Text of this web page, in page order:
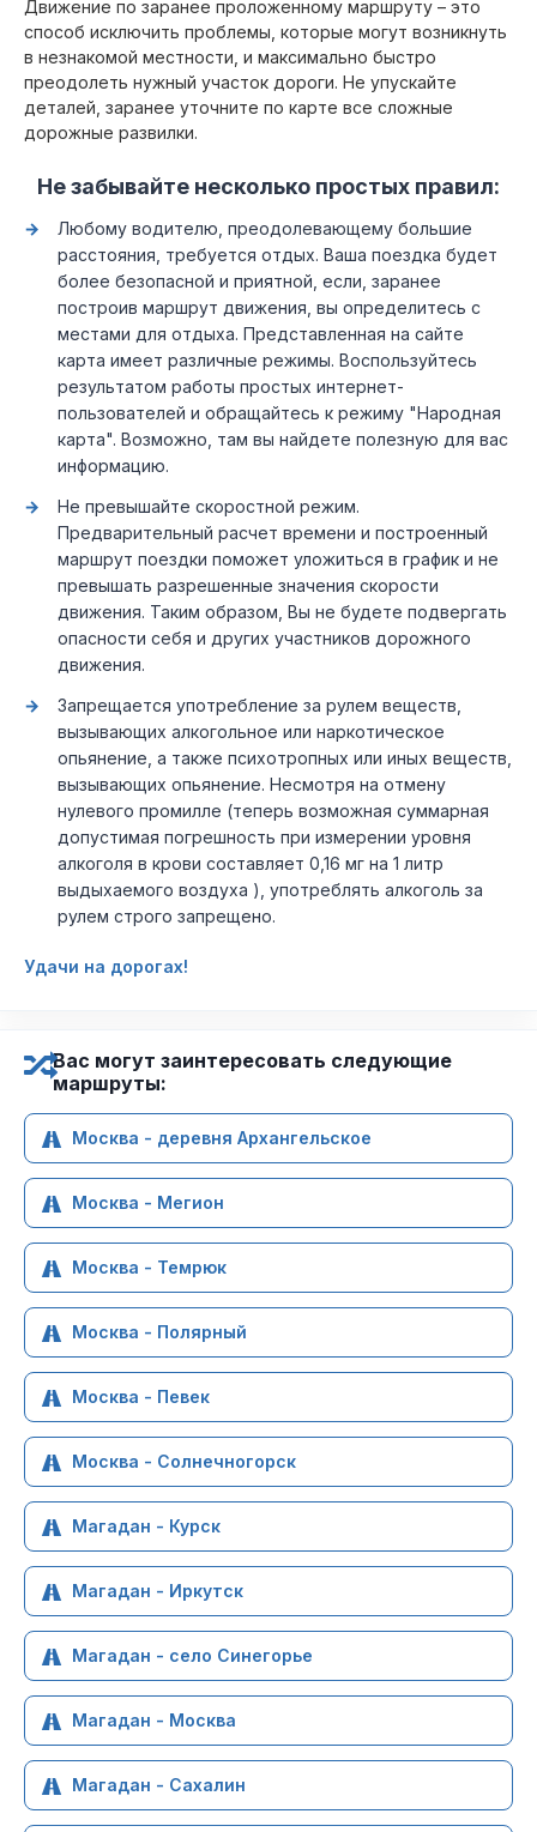
Движение по заранее проложенному маршруту – это
способ исключить проблемы, которые могут возникнуть
в незнакомой местности, и максимально быстро
преодолеть нужный участок дороги. Не упускайте
деталей, заранее уточните по карте все сложные
дорожные развилки.
Не забывайте несколько простых правил:
Любому водителю, преодолевающему большие
расстояния, требуется отдых. Ваша поездка будет
более безопасной и приятной, если, заранее
построив маршрут движения, вы определитесь с
местами для отдыха. Представленная на сайте
карта имеет различные режимы. Воспользуйтесь
результатом работы простых интернет-
пользователей и обращайтесь к режиму "Народная
карта". Возможно, там вы найдете полезную для вас
информацию.
Не превышайте скоростной режим.
Предварительный расчет времени и построенный
маршрут поездки поможет уложиться в график и не
превышать разрешенные значения скорости
движения. Таким образом, Вы не будете подвергать
опасности себя и других участников дорожного
движения.
Запрещается употребление за рулем веществ,
вызывающих алкогольное или наркотическое
опьянение, а также психотропных или иных веществ,
вызывающих опьянение. Несмотря на отмену
нулевого промилле (теперь возможная суммарная
допустимая погрешность при измерении уровня
алкоголя в крови составляет 0,16 мг на 1 литр
выдыхаемого воздуха ), употреблять алкоголь за
рулем строго запрещено.
Удачи на дорогах!
Вас могут заинтересовать следующие
маршруты:
Москва - деревня Архангельское
Москва - Мегион
Москва - Темрюк
Москва - Полярный
Москва - Певек
Москва - Солнечногорск
Магадан - Курск
Магадан - Иркутск
Магадан - село Синегорье
Магадан - Москва
Магадан - Сахалин